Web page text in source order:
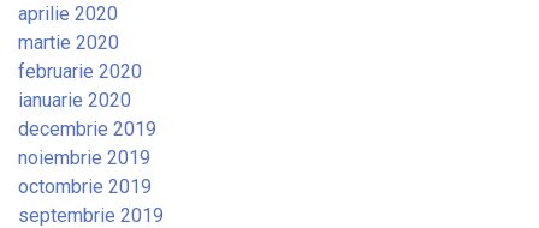
aprilie 2020
martie 2020
februarie 2020
ianuarie 2020
decembrie 2019
noiembrie 2019
octombrie 2019
septembrie 2019